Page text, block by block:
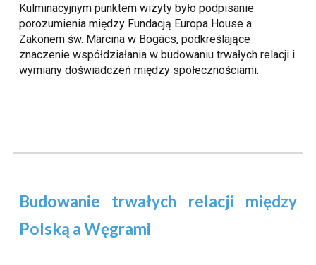
Kulminacyjnym punktem wizyty było podpisanie
porozumienia między Fundacją Europa House a
Zakonem św. Marcina w Bogács, podkreślające
znaczenie współdziałania w budowaniu trwałych relacji i
wymiany doświadczeń między społecznościami.
Budowanie trwałych relacji między
Polską a Węgrami